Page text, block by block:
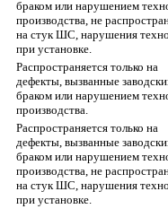
браком или нарушением
производства, не
на стук ШС, нарушения
при установке.
Распространяется только на
дефекты, вызванные
браком или нарушением
производства.
Распространяется только на
дефекты, вызванные
браком или нарушением
производства, не
на стук ШС, нарушения
при установке.